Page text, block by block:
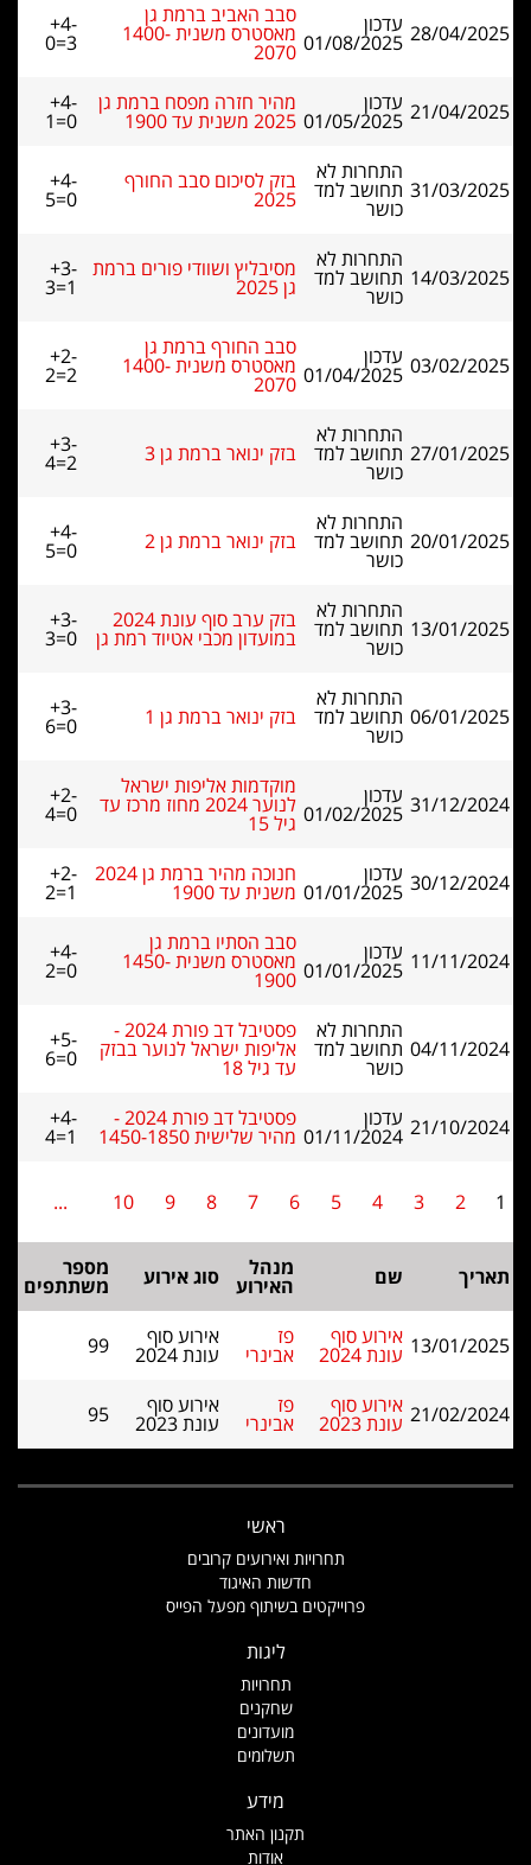
28/04/2025 עדכון
01/08/2025
סבב האביב ברמת גן
מאסטרס משנית 1400-
2070
+4-
0=3
21/04/2025 עדכון
01/05/2025
מהיר חזרה מפסח ברמת גן
2025 משנית עד 1900
+4-
1=0
31/03/2025
התחרות לא
תחושב למד
כושר
בזק לסיכום סבב החורף
2025
+4-
5=0
14/03/2025
התחרות לא
תחושב למד
כושר
מסיבליץ ושוודי פורים ברמת
גן 2025
+3-
3=1
03/02/2025 עדכון
01/04/2025
סבב החורף ברמת גן
מאסטרס משנית 1400-
2070
+2-
2=2
27/01/2025
התחרות לא
תחושב למד
כושר
בזק ינואר ברמת גן 3 +3-
4=2
20/01/2025
התחרות לא
תחושב למד
כושר
בזק ינואר ברמת גן 2 +4-
5=0
13/01/2025
התחרות לא
תחושב למד
כושר
בזק ערב סוף עונת 2024
במועדון מכבי אטיוד רמת גן
+3-
3=0
06/01/2025
התחרות לא
תחושב למד
כושר
בזק ינואר ברמת גן 1 +3-
6=0
31/12/2024 עדכון
01/02/2025
מוקדמות אליפות ישראל
לנוער 2024 מחוז מרכז עד
גיל 15
+2-
4=0
30/12/2024 עדכון
01/01/2025
חנוכה מהיר ברמת גן 2024
משנית עד 1900
+2-
2=1
11/11/2024 עדכון
01/01/2025
סבב הסתיו ברמת גן
מאסטרס משנית 1450-
1900
+4-
2=0
04/11/2024
התחרות לא
תחושב למד
כושר
פסטיבל דב פורת 2024 -
אליפות ישראל לנוער בבזק
עד גיל 18
+5-
6=0
21/10/2024 עדכון
01/11/2024
פסטיבל דב פורת 2024 -
מהיר שלישית 1450-1850
+4-
4=1
1
2
3
4
5
6
7
8
9
10
...
תאריך שם מנהל
האירוע סוג אירוע מספר
משתתפים
13/01/2025 אירוע סוף
עונת 2024
פז
אבינרי
אירוע סוף
עונת 2024 99
21/02/2024 אירוע סוף
עונת 2023
פז
אבינרי
אירוע סוף
עונת 2023 95
ראשי
תחרויות ואירועים קרובים
חדשות האיגוד
פרוייקטים בשיתוף מפעל הפייס
ליגות
תחרויות
שחקנים
מועדונים
תשלומים
מידע
תקנון האתר
אודות